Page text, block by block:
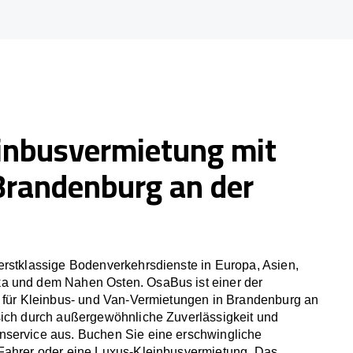
mit
an der
Bodenverkehrsdienste in Europa, Asien,
und dem Nahen Osten. OsaBus ist einer der
Kleinbus- und Van-Vermietungen in Brandenburg an
durch außergewöhnliche Zuverlässigkeit und
aus. Buchen Sie eine erschwingliche